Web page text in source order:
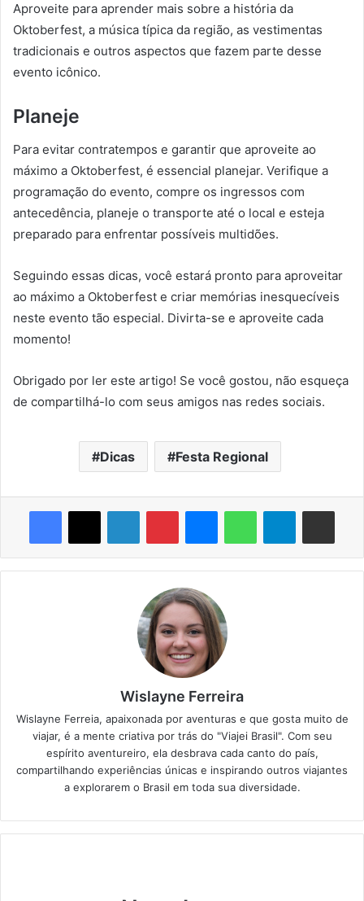
Aproveite para aprender mais sobre a história da
Oktoberfest, a música típica da região, as vestimentas
tradicionais e outros aspectos que fazem parte desse
evento icônico.
Planeje
Para evitar contratempos e garantir que aproveite ao
máximo a Oktoberfest, é essencial planejar. Verifique a
programação do evento, compre os ingressos com
antecedência, planeje o transporte até o local e esteja
preparado para enfrentar possíveis multidões.
Seguindo essas dicas, você estará pronto para aproveitar
ao máximo a Oktoberfest e criar memórias inesquecíveis
neste evento tão especial. Divirta-se e aproveite cada
momento!
Obrigado por ler este artigo! Se você gostou, não esqueça
de compartilhá-lo com seus amigos nas redes sociais.
Dicas Festa Regional
Facebook
X LinkedinPinterestMessengerWhatsAppTelegramCompartilhar via e-mail
Wislayne Ferreira
Wislayne Ferreia, apaixonada por aventuras e que gosta muito de
viajar, é a mente criativa por trás do "Viajei Brasil". Com seu
espírito aventureiro, ela desbrava cada canto do país,
compartilhando experiências únicas e inspirando outros viajantes
a explorarem o Brasil em toda sua diversidade.